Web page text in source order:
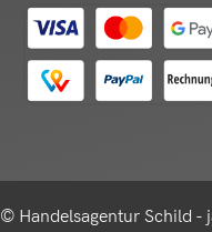
© Handelsagentur Schild -